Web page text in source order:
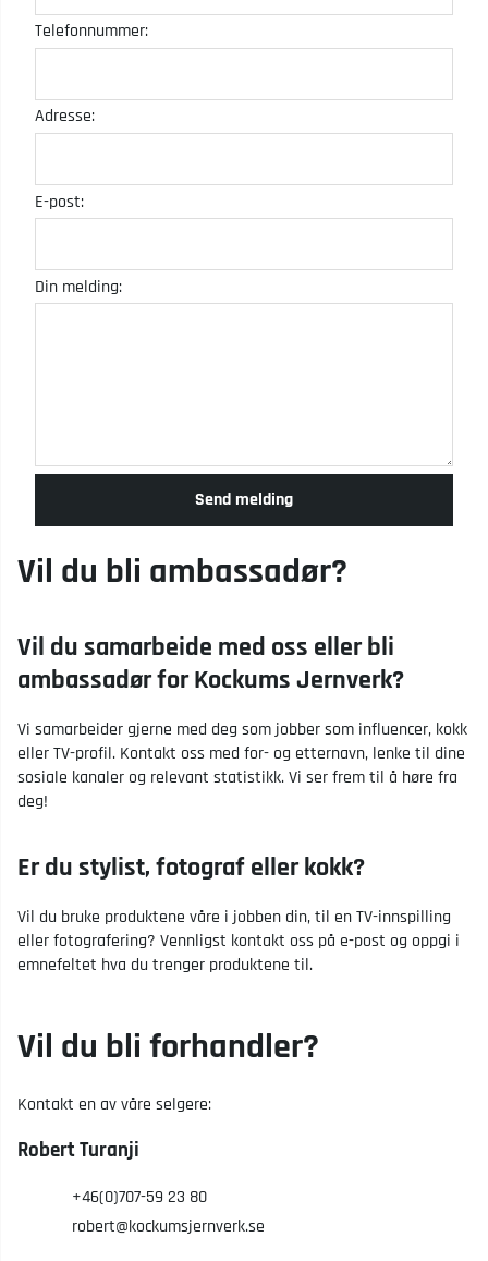
Telefonnummer:
Adresse:
E-post:
Din melding:
Send melding
Vil du bli ambassadør?
Vil du samarbeide med oss eller bli
ambassadør for Kockums Jernverk?
Vi samarbeider gjerne med deg som jobber som influencer, kokk
eller TV-profil. Kontakt oss med for- og etternavn, lenke til dine
sosiale kanaler og relevant statistikk. Vi ser frem til å høre fra
deg!
Er du stylist, fotograf eller kokk?
Vil du bruke produktene våre i jobben din, til en TV-innspilling
eller fotografering? Vennligst kontakt oss på e-post og oppgi i
emnefeltet hva du trenger produktene til.
Vil du bli forhandler?
Kontakt en av våre selgere:
Robert Turanji
+46(0)707-59 23 80
robert@kockumsjernverk.se